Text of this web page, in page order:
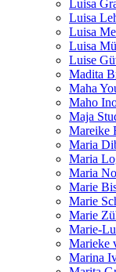
Luisa
Luisa
Luisa
Luisa
Luise
Madita
Maha
Maho
Maja
Mareike
Maria
Maria
Maria
Marie
Marie
Marie
Marie-
Marieke
Marina